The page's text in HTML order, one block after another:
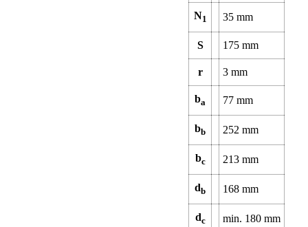
N1 35mm
S 175mm
r 3mm
ba 77mm
bb 252mm
bc 213mm
db 168mm
dc min. 180mm